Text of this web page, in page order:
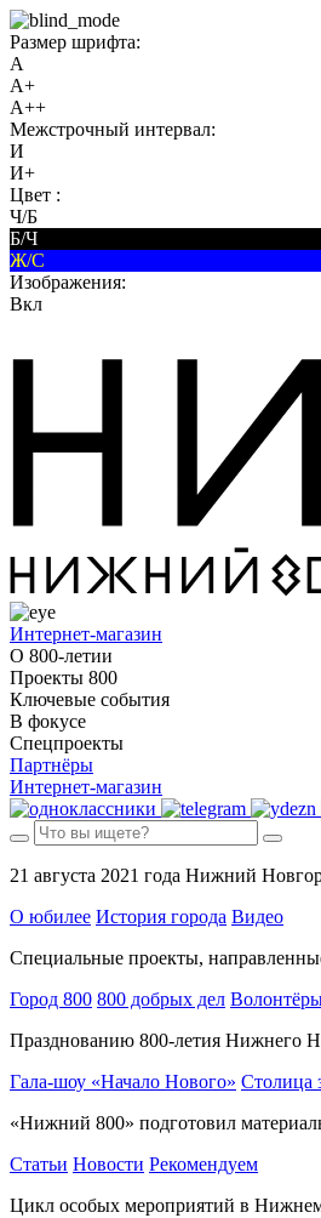
Размер шрифта:
A
A+
A++
Межстрочный интервал:
И
И+
Цвет :
Ч/Б
Б/Ч
Ж/С
Изображения:
Вкл
Интернет-магазин
О 800-летии
Проекты 800
Ключевые события
В фокусе
Спецпроекты
Партнёры
Интернет-магазин
21 августа 2021 года Нижний
О юбилее История города Видео
Специальные проекты,
Город 800 800 добрых дел
Празднованию 800-летия Нижнего
Гала-шоу «Начало Нового» Столица
«Нижний 800» подготовил
Статьи Новости Рекомендуем
Цикл особых мероприятий в